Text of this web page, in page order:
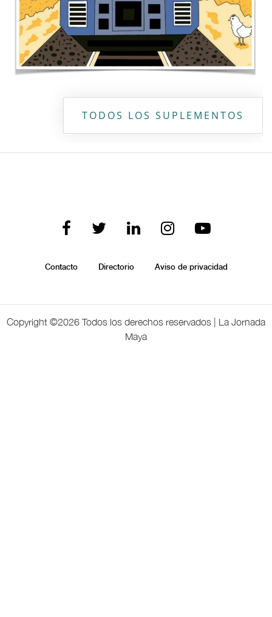
TODOS LOS SUPLEMENTOS
Contacto Directorio Aviso de privacidad
Copyright ©2026 Todos los derechos reservados | La Jornada
Maya